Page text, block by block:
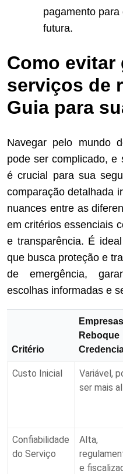
pagamento
futura.
Como evitar
serviços de
Guia para
Navegar pelo mundo
pode ser complicado, e
é crucial para sua
comparação detalhada
nuances entre as
em critérios essenciais
e transparência. É
que busca proteção e
de emergência,
escolhas informadas e
Critério
Reboque
Custo Inicial
Variável,
ser mais
Confiabilidade
do Serviço
Alta,
e